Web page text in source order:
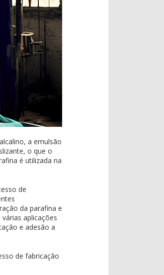
a emulsão
o que o
é utilizada na
de
da parafina e
aplicações
e adesão a
de fabricação